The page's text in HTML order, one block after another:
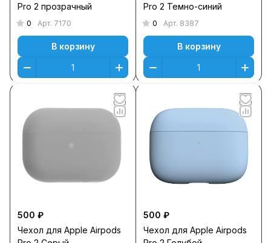
Pro 2 прозрачный
0 Арт. 7170
В корзину
Pro 2 Темно-синий
0 Арт. 8387
В корзину
500 ₽
Чехол для Apple Airpods
500 ₽
Чехол для Apple Airpods